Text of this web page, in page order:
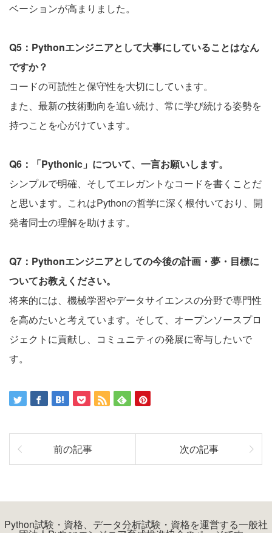
ベーションが高まりました。
Q5：Pythonエンジニアとして大事にしていることはなん
ですか？
コードの可読性と保守性を大切にしています。
また、最新の技術動向を追い続け、常に学び続ける姿勢を
持つことを心がけています。
Q6：「Pythonic」について、一言お願いします。
シンプルで明確、そしてエレガントなコードを書くことだ
と思います。これはPythonの哲学に深く根付いており、開
発者同士の理解を助けます。
Q7：Pythonエンジニアとしての今後の計画・夢・目標に
ついてお教えください。
将来的には、機械学習やデータサイエンスの分野で専門性
を高めたいと考えています。そして、オープンソースプロ
ジェクトに貢献し、コミュニティの発展に寄与したいで
す。
前の記事 次の記事
Python試験・資格、データ分析試験・資格を運営する一般社